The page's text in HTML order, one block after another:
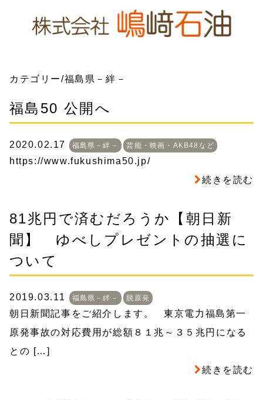
カテゴリー/福島県－絆－
福島50 公開へ
2020.02.17 福島県－絆－ 芸能・映画・AKB48など
https://www.fukushima50.jp/
続きを読む
81兆円で済むだろうか【朝日新
聞】 ゆべしプレゼントの抽選に
ついて
2019.03.11 福島県－絆－ 脱原発
朝日新聞記事をご紹介します。 東京電力福島第一
原発事故の対応費用が総額８１兆～３５兆円になる
との […]
続きを読む